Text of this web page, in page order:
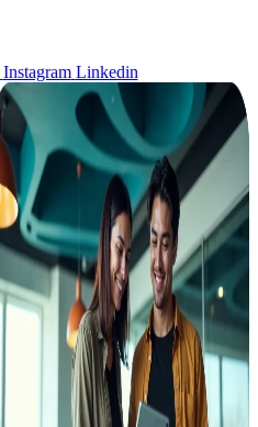
Instagram Linkedin